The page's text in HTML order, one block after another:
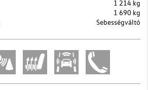
1 214 kg
1 690 kg
Sebességváltó